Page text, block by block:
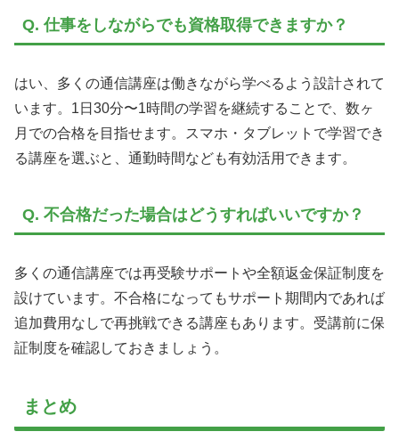
Q. 仕事をしながらでも資格取得できますか？
はい、多くの通信講座は働きながら学べるよう設計されて
います。1日30分〜1時間の学習を継続することで、数ヶ
月での合格を目指せます。スマホ・タブレットで学習でき
る講座を選ぶと、通勤時間なども有効活用できます。
Q. 不合格だった場合はどうすればいいですか？
多くの通信講座では再受験サポートや全額返金保証制度を
設けています。不合格になってもサポート期間内であれば
追加費用なしで再挑戦できる講座もあります。受講前に保
証制度を確認しておきましょう。
まとめ